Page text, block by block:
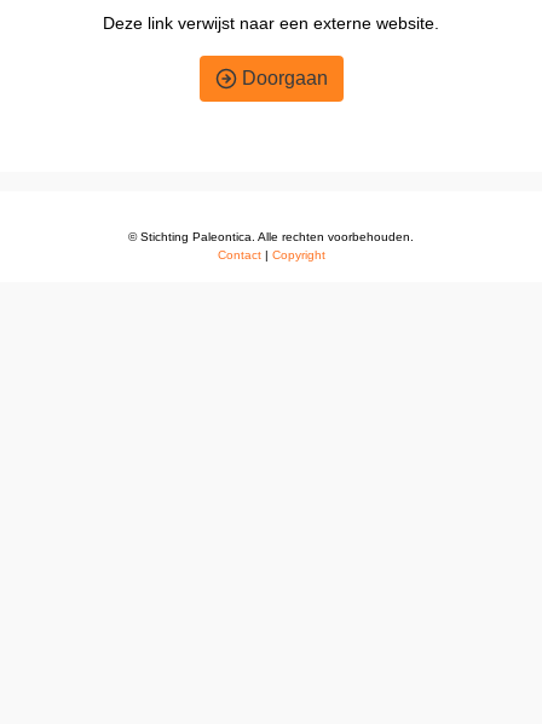
Deze link verwijst naar een externe website.
Doorgaan
© Stichting Paleontica. Alle rechten voorbehouden.
Contact| Copyright